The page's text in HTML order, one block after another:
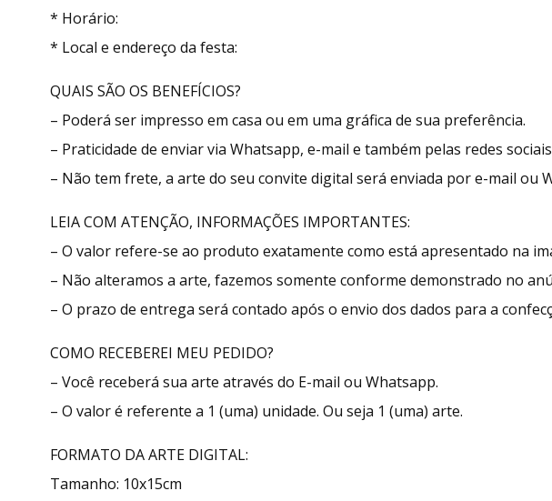
* Horário:
* Local e endereço da festa:
QUAIS SÃO OS BENEFÍCIOS?
– Poderá ser impresso em casa ou em uma gráfica de sua preferência.
– Praticidade de enviar via Whatsapp, e-mail e também pelas redes
– Não tem frete, a arte do seu convite digital será enviada por e-mail ou
LEIA COM ATENÇÃO, INFORMAÇÕES IMPORTANTES:
– O valor refere-se ao produto exatamente como está apresentado na
– Não alteramos a arte, fazemos somente conforme demonstrado no
– O prazo de entrega será contado após o envio dos dados para a
COMO RECEBEREI MEU PEDIDO?
– Você receberá sua arte através do E-mail ou Whatsapp.
– O valor é referente a 1 (uma) unidade. Ou seja 1 (uma) arte.
FORMATO DA ARTE DIGITAL:
Tamanho: 10x15cm